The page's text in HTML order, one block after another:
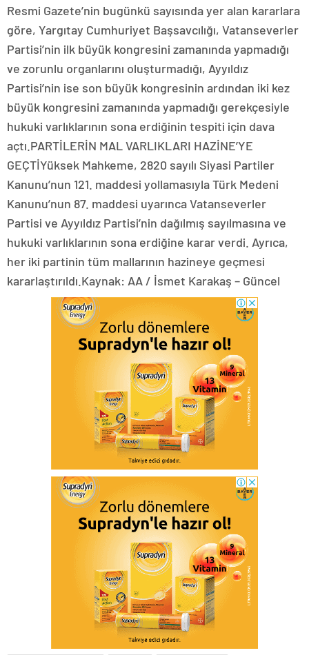
Resmi Gazete’nin bugünkü sayısında yer alan kararlara
göre, Yargıtay Cumhuriyet Başsavcılığı, Vatanseverler
Partisi’nin ilk büyük kongresini zamanında yapmadığı
ve zorunlu organlarını oluşturmadığı, Ayyıldız
Partisi’nin ise son büyük kongresinin ardından iki kez
büyük kongresini zamanında yapmadığı gerekçesiyle
hukuki varlıklarının sona erdiğinin tespiti için dava
açtı.PARTİLERİN MAL VARLIKLARI HAZİNE’YE
GEÇTİYüksek Mahkeme, 2820 sayılı Siyasi Partiler
Kanunu’nun 121. maddesi yollamasıyla Türk Medeni
Kanunu’nun 87. maddesi uyarınca Vatanseverler
Partisi ve Ayyıldız Partisi’nin dağılmış sayılmasına ve
hukuki varlıklarının sona erdiğine karar verdi. Ayrıca,
her iki partinin tüm mallarının hazineye geçmesi
kararlaştırıldı.Kaynak: AA / İsmet Karakaş – Güncel